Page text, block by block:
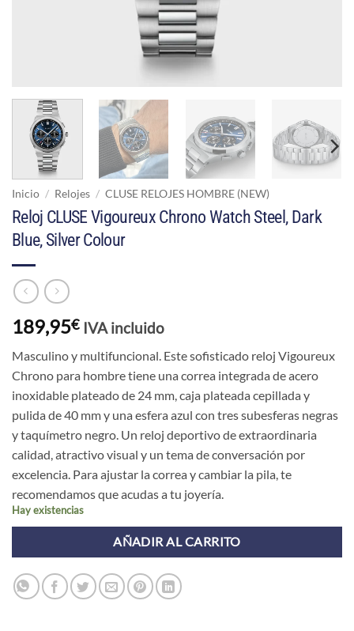
Inicio / Relojes / CLUSE RELOJES HOMBRE (NEW)
Reloj CLUSE Vigoureux Chrono Watch Steel, Dark
Blue, Silver Colour
189,95€ IVA incluido
Masculino y multifuncional. Este sofisticado reloj Vigoureux
Chrono para hombre tiene una correa integrada de acero
inoxidable plateado de 24 mm, caja plateada cepillada y
pulida de 40 mm y una esfera azul con tres subesferas negras
y taquímetro negro. Un reloj deportivo de extraordinaria
calidad, atractivo visual y un tema de conversación por
excelencia. Para ajustar la correa y cambiar la pila, te
recomendamos que acudas a tu joyería.
Hay existencias
AÑADIR AL CARRITO